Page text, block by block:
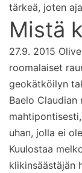
tärkeä, joten
Mistä
27.9. 2015
roomalaiset
geokätköilyn
Baelo Claudian
uhan, jolla ei
Kuulostaa
klikinsäästäjän